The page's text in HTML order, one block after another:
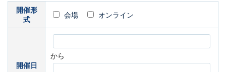
開催形
式
会場 オンライン
開催日
から